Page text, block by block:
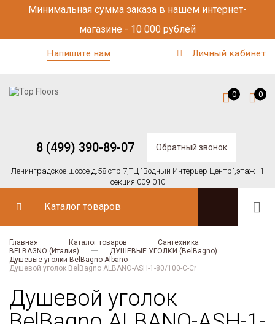
Минимальная сумма заказа в нашем интернет-
магазине - 10 000 рублей
Напишите нам Личный кабинет
8 (499) 390-89-07 Обратный звонок
Ленинградское шоссе д.58 стр.7,ТЦ "Водный Интерьер Центр",этаж -1
секция 009-010
0 0
Каталог товаров
Главная Каталог товаров
Сантехника
BELBAGNO (Италия)
ДУШЕВЫЕ УГОЛКИ (BelBagno)
Душевые уголки BelBagno Albano
Душевой уголок BelBagno ALBANO-ASH-1-80/100-C-Cr
Душевой уголок